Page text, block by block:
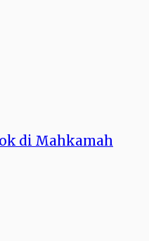
di Mahkamah